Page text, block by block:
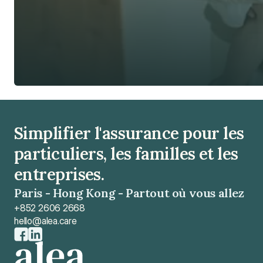
Simplifier l'assurance pour les
particuliers, les familles et les
entreprises.
Paris - Hong Kong - Partout où vous allez
+852 2606 2668
hello@alea.care